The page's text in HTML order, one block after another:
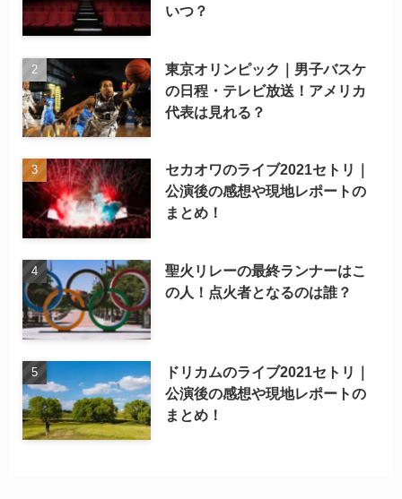
いつ？
東京オリンピック｜男子バスケ
の日程・テレビ放送！アメリカ
代表は見れる？
セカオワのライブ2021セトリ｜
公演後の感想や現地レポートの
まとめ！
聖火リレーの最終ランナーはこ
の人！点火者となるのは誰？
ドリカムのライブ2021セトリ｜
公演後の感想や現地レポートの
まとめ！